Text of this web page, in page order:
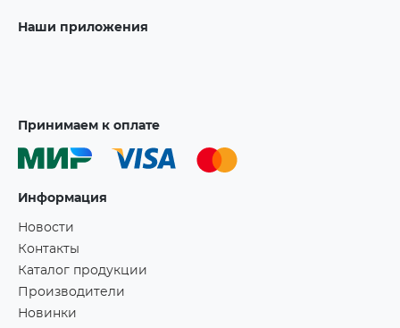
Наши приложения
Принимаем к оплате
Информация
Новости
Контакты
Каталог продукции
Производители
Новинки